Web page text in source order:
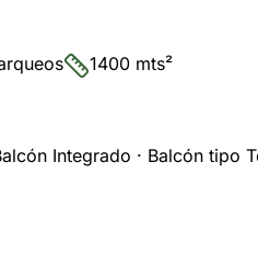
1400 mts²
Integrado · Balcón tipo